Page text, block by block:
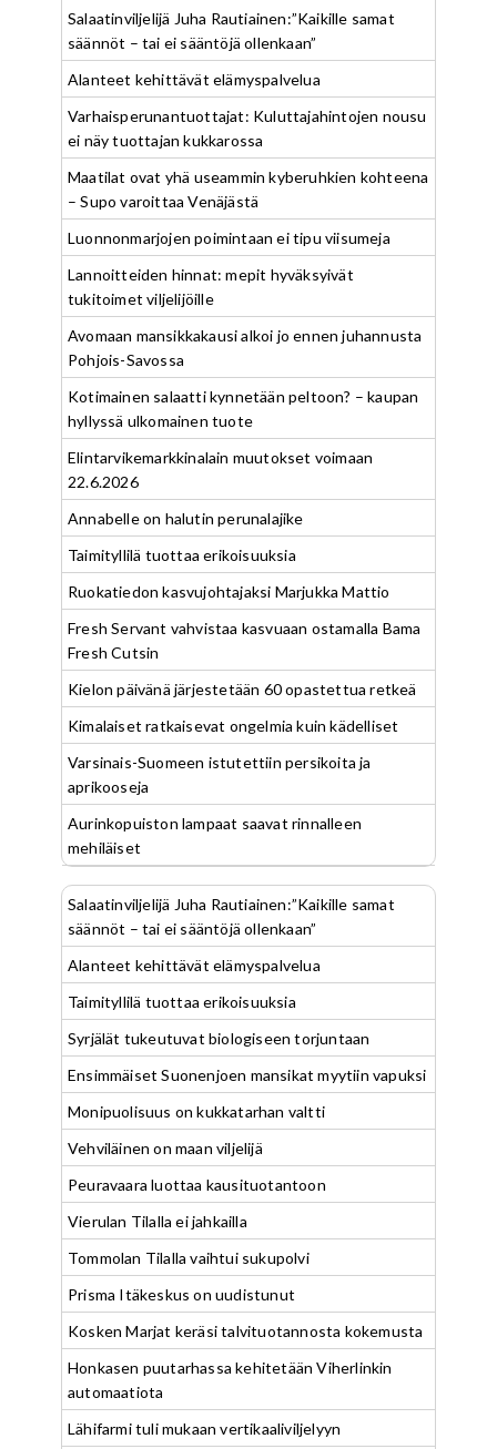
Salaatinviljelijä Juha Rautiainen:”Kaikille samat
säännöt – tai ei sääntöjä ollenkaan”
Alanteet kehittävät elämyspalvelua
Varhaisperunantuottajat: Kuluttajahintojen nousu
ei näy tuottajan kukkarossa
Maatilat ovat yhä useammin kyberuhkien kohteena
– Supo varoittaa Venäjästä
Luonnonmarjojen poimintaan ei tipu viisumeja
Lannoitteiden hinnat: mepit hyväksyivät
tukitoimet viljelijöille
Avomaan mansikkakausi alkoi jo ennen juhannusta
Pohjois-Savossa
Kotimainen salaatti kynnetään peltoon? – kaupan
hyllyssä ulkomainen tuote
Elintarvikemarkkinalain muutokset voimaan
22.6.2026
Annabelle on halutin perunalajike
Taimityllilä tuottaa erikoisuuksia
Ruokatiedon kasvujohtajaksi Marjukka Mattio
Fresh Servant vahvistaa kasvuaan ostamalla Bama
Fresh Cutsin
Kielon päivänä järjestetään 60 opastettua retkeä
Kimalaiset ratkaisevat ongelmia kuin kädelliset
Varsinais-Suomeen istutettiin persikoita ja
aprikooseja
Aurinkopuiston lampaat saavat rinnalleen
mehiläiset
Salaatinviljelijä Juha Rautiainen:”Kaikille samat
säännöt – tai ei sääntöjä ollenkaan”
Alanteet kehittävät elämyspalvelua
Taimityllilä tuottaa erikoisuuksia
Syrjälät tukeutuvat biologiseen torjuntaan
Ensimmäiset Suonenjoen mansikat myytiin vapuksi
Monipuolisuus on kukkatarhan valtti
Vehviläinen on maan viljelijä
Peuravaara luottaa kausituotantoon
Vierulan Tilalla ei jahkailla
Tommolan Tilalla vaihtui sukupolvi
Prisma Itäkeskus on uudistunut
Kosken Marjat keräsi talvituotannosta kokemusta
Honkasen puutarhassa kehitetään Viherlinkin
automaatiota
Lähifarmi tuli mukaan vertikaaliviljelyyn